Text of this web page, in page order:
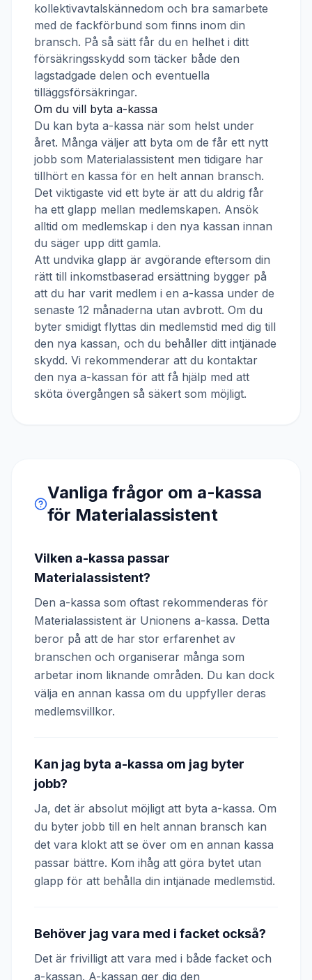
kollektivavtalskännedom och bra samarbete
med de fackförbund som finns inom din
bransch. På så sätt får du en helhet i ditt
försäkringsskydd som täcker både den
lagstadgade delen och eventuella
tilläggsförsäkringar.
Om du vill byta a-kassa
Du kan byta a-kassa när som helst under
året. Många väljer att byta om de får ett nytt
jobb som Materialassistent men tidigare har
tillhört en kassa för en helt annan bransch.
Det viktigaste vid ett byte är att du aldrig får
ha ett glapp mellan medlemskapen. Ansök
alltid om medlemskap i den nya kassan innan
du säger upp ditt gamla.
Att undvika glapp är avgörande eftersom din
rätt till inkomstbaserad ersättning bygger på
att du har varit medlem i en a-kassa under de
senaste 12 månaderna utan avbrott. Om du
byter smidigt flyttas din medlemstid med dig till
den nya kassan, och du behåller ditt intjänade
skydd. Vi rekommenderar att du kontaktar
den nya a-kassan för att få hjälp med att
sköta övergången så säkert som möjligt.
Vanliga frågor om a-kassa
för Materialassistent
Vilken a-kassa passar
Materialassistent?
Den a-kassa som oftast rekommenderas för
Materialassistent är Unionens a-kassa. Detta
beror på att de har stor erfarenhet av
branschen och organiserar många som
arbetar inom liknande områden. Du kan dock
välja en annan kassa om du uppfyller deras
medlemsvillkor.
Kan jag byta a-kassa om jag byter
jobb?
Ja, det är absolut möjligt att byta a-kassa. Om
du byter jobb till en helt annan bransch kan
det vara klokt att se över om en annan kassa
passar bättre. Kom ihåg att göra bytet utan
glapp för att behålla din intjänade medlemstid.
Behöver jag vara med i facket också?
Det är frivilligt att vara med i både facket och
a-kassan. A-kassan ger dig den